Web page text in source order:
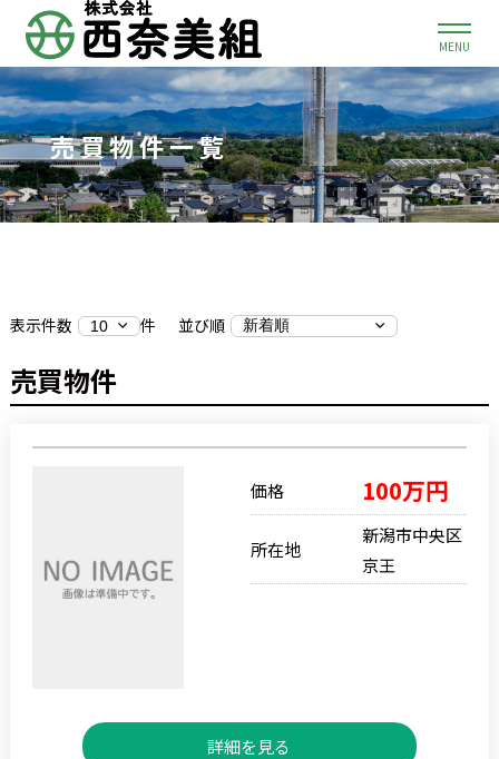
MENU
売買物件一覧
表示件数 件 並び順
売買物件
価格 100万円
所在地
新潟市中央区
京王
詳細を見る